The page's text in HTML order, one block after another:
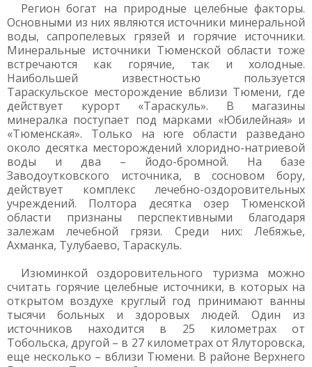
Регион богат на природные целебные факторы.
Основными из них являются источники минеральной
воды, сапропелевых грязей и горячие источники.
Минеральные источники Тюменской области тоже
встречаются как горячие, так и холодные.
Наибольшей известностью пользуется
Тараскульское месторождение вблизи Тюмени, где
действует курорт «Тараскуль». В магазины
минералка поступает под марками «Юбилейная» и
«Тюменская». Только на юге области разведано
около десятка месторождений хлоридно-натриевой
воды и два – йодо-бромной. На базе
Заводоутковского источника, в сосновом бору,
действует комплекс лечебно-оздоровительных
учреждений. Полтора десятка озер Тюменской
области признаны перспективными благодаря
залежам лечебной грязи. Среди них: Лебяжье,
Ахманка, Тулубаево, Тараскуль.
Изюминкой оздоровительного туризма можно
считать горячие целебные источники, в которых на
открытом воздухе круглый год принимают ванны
тысячи больных и здоровых людей. Один из
источников находится в 25 километрах от
Тобольска, другой – в 27 километрах от Ялуторовска,
еще несколько – вблизи Тюмени. В районе Верхнего